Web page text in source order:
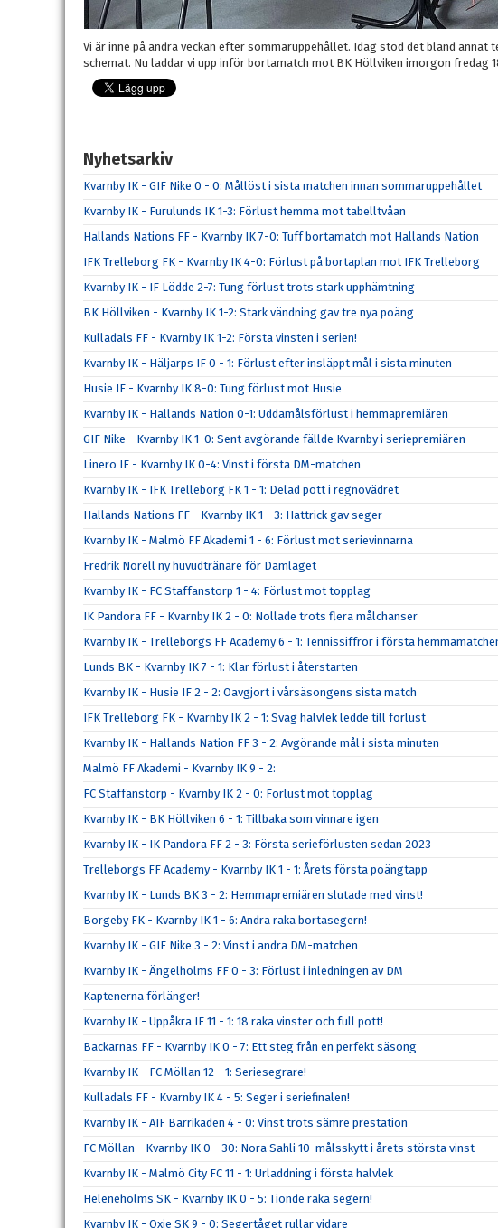
Vi är inne på andra veckan efter sommaruppehållet. Idag stod det bland annat
schemat. Nu laddar vi upp inför bortamatch mot BK Höllviken imorgon fredag
Nyhetsarkiv
Kvarnby IK - GIF Nike 0 - 0: Mållöst i sista matchen innan sommaruppehållet
Kvarnby IK - Furulunds IK 1-3: Förlust hemma mot tabelltvåan
Hallands Nations FF - Kvarnby IK 7-0: Tuff bortamatch mot Hallands Nation
IFK Trelleborg FK - Kvarnby IK 4-0: Förlust på bortaplan mot IFK Trelleborg
Kvarnby IK - IF Lödde 2-7: Tung förlust trots stark upphämtning
BK Höllviken - Kvarnby IK 1-2: Stark vändning gav tre nya poäng
Kulladals FF - Kvarnby IK 1-2: Första vinsten i serien!
Kvarnby IK - Häljarps IF 0 - 1: Förlust efter insläppt mål i sista minuten
Husie IF - Kvarnby IK 8-0: Tung förlust mot Husie
Kvarnby IK - Hallands Nation 0-1: Uddamålsförlust i hemmapremiären
GIF Nike - Kvarnby IK 1-0: Sent avgörande fällde Kvarnby i seriepremiären
Linero IF - Kvarnby IK 0-4: Vinst i första DM-matchen
Kvarnby IK - IFK Trelleborg FK 1 - 1: Delad pott i regnovädret
Hallands Nations FF - Kvarnby IK 1 - 3: Hattrick gav seger
Kvarnby IK - Malmö FF Akademi 1 - 6: Förlust mot serievinnarna
Fredrik Norell ny huvudtränare för Damlaget
Kvarnby IK - FC Staffanstorp 1 - 4: Förlust mot topplag
IK Pandora FF - Kvarnby IK 2 - 0: Nollade trots flera målchanser
Kvarnby IK - Trelleborgs FF Academy 6 - 1: Tennissiffror i första
Lunds BK - Kvarnby IK 7 - 1: Klar förlust i återstarten
Kvarnby IK - Husie IF 2 - 2: Oavgjort i vårsäsongens sista match
IFK Trelleborg FK - Kvarnby IK 2 - 1: Svag halvlek ledde till förlust
Kvarnby IK - Hallands Nation FF 3 - 2: Avgörande mål i sista minuten
Malmö FF Akademi - Kvarnby IK 9 - 2:
FC Staffanstorp - Kvarnby IK 2 - 0: Förlust mot topplag
Kvarnby IK - BK Höllviken 6 - 1: Tillbaka som vinnare igen
Kvarnby IK - IK Pandora FF 2 - 3: Första serieförlusten sedan 2023
Trelleborgs FF Academy - Kvarnby IK 1 - 1: Årets första poängtapp
Kvarnby IK - Lunds BK 3 - 2: Hemmapremiären slutade med vinst!
Borgeby FK - Kvarnby IK 1 - 6: Andra raka bortasegern!
Kvarnby IK - GIF Nike 3 - 2: Vinst i andra DM-matchen
Kvarnby IK - Ängelholms FF 0 - 3: Förlust i inledningen av DM
Kaptenerna förlänger!
Kvarnby IK - Uppåkra IF 11 - 1: 18 raka vinster och full pott!
Backarnas FF - Kvarnby IK 0 - 7: Ett steg från en perfekt säsong
Kvarnby IK - FC Möllan 12 - 1: Seriesegrare!
Kulladals FF - Kvarnby IK 4 - 5: Seger i seriefinalen!
Kvarnby IK - AIF Barrikaden 4 - 0: Vinst trots sämre prestation
FC Möllan - Kvarnby IK 0 - 30: Nora Sahli 10-målsskytt i årets största vinst
Kvarnby IK - Malmö City FC 11 - 1: Urladdning i första halvlek
Heleneholms SK - Kvarnby IK 0 - 5: Tionde raka segern!
Kvarnby IK - Oxie SK 9 - 0: Segertåget rullar vidare